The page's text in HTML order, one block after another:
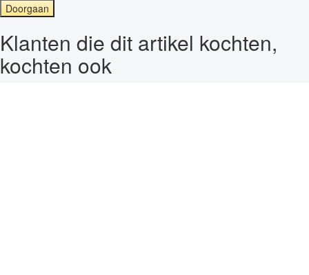
Doorgaan
Klanten die dit artikel kochten,
kochten ook